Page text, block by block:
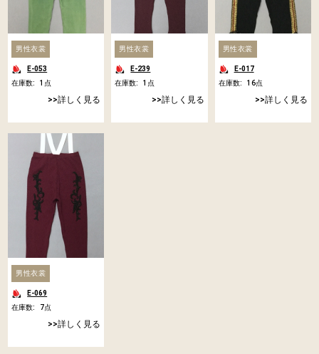
男性衣裳
E-053
在庫数:
1 点
詳しく見る
男性衣裳
E-239
在庫数:
1 点
詳しく見る
男性衣裳
E-017
在庫数:
16点
詳しく見る
男性衣裳
E-069
在庫数:
7点
詳しく見る